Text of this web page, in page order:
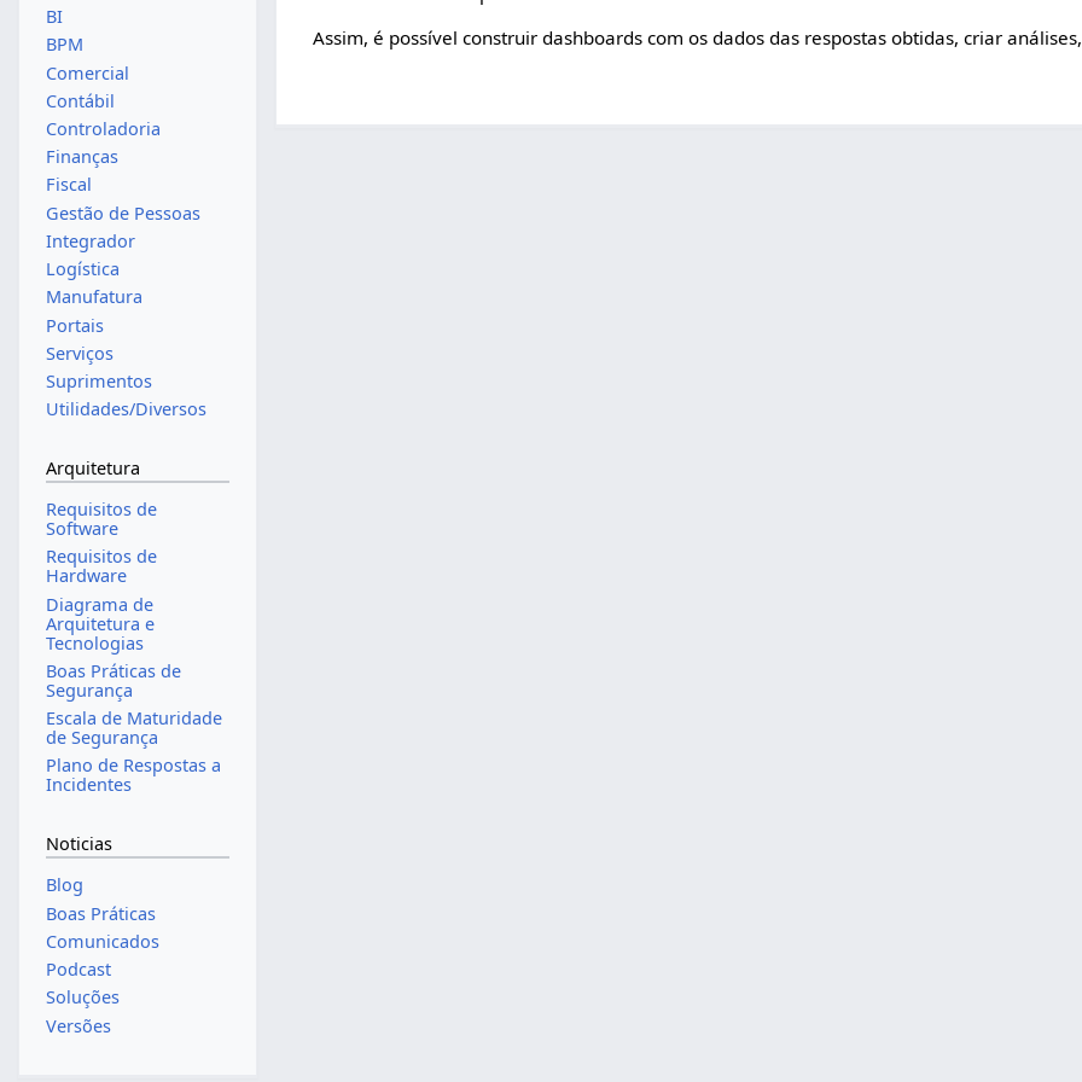
Assim, é possível construir dashboards com os dados das respostas obtidas, criar
BI
BPM
Comercial
Contábil
Controladoria
Finanças
Fiscal
Gestão de Pessoas
Integrador
Logística
Manufatura
Portais
Serviços
Suprimentos
Utilidades/Diversos
Arquitetura
Requisitos de
Software
Requisitos de
Hardware
Diagrama de
Arquitetura e
Tecnologias
Boas Práticas de
Segurança
Escala de Maturidade
de Segurança
Plano de Respostas a
Incidentes
Noticias
Blog
Boas Práticas
Comunicados
Podcast
Soluções
Versões